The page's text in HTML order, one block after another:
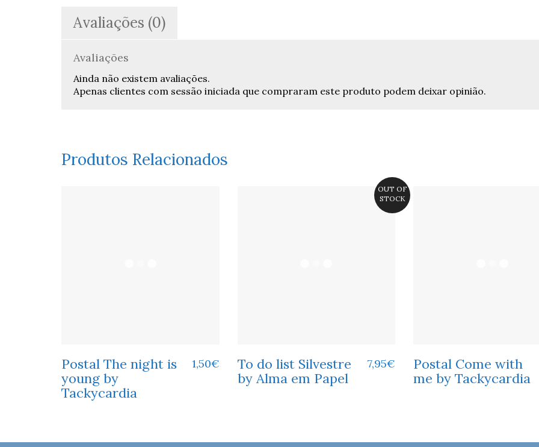
Avaliações (0)
Avaliações
Ainda não existem avaliações.
Apenas clientes com sessão iniciada que compraram este produto podem deixar opinião.
Produtos Relacionados
Postal The night is
young by
Tackycardia
1,50€
OUT OF
STOCK
To do list Silvestre
by Alma em Papel
7,95€
Postal Come with
me by Tackycardia